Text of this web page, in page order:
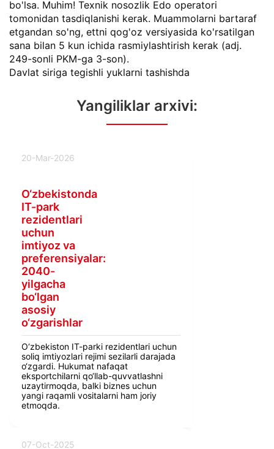
bo'lsa. Muhim! Texnik nosozlik Edo operatori
tomonidan tasdiqlanishi kerak. Muammolarni bartaraf
etgandan so'ng, ettni qog'oz versiyasida ko'rsatilgan
sana bilan 5 kun ichida rasmiylashtirish kerak (adj.
249-sonli PKM-ga 3-son).
Davlat siriga tegishli yuklarni tashishda
Yangiliklar arxivi:
20-Mar-2026
O‘zbekistonda
IT-park
rezidentlari
uchun
imtiyoz va
preferensiyalar:
2040-
yilgacha
bo‘lgan
asosiy
o‘zgarishlar
O‘zbekiston IT-parki rezidentlari uchun
soliq imtiyozlari rejimi sezilarli darajada
o‘zgardi. Hukumat nafaqat
eksportchilarni qo‘llab-quvvatlashni
uzaytirmoqda, balki biznes uchun
yangi raqamli vositalarni ham joriy
etmoqda.
07-Oct-2025